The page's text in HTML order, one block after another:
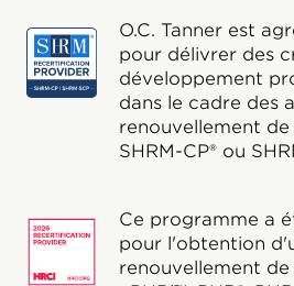
O.C. Tanner est
pour délivrer des
développement
dans le cadre des
renouvellement
SHRM-CP® ou
Ce programme a
pour l'obtention
renouvellement